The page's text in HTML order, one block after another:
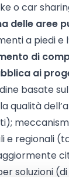
o car
delle aree
a piedi e
di
ai
basate
qualità
regionali
soluzioni